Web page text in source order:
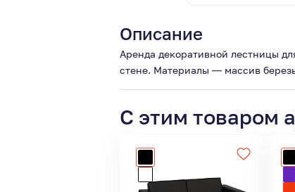
Описание
Аренда декоративной лестницы
стене. Материалы — массив
С этим товаром